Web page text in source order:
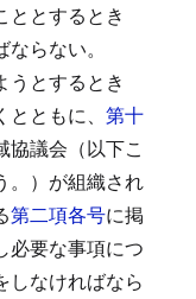
ととするとき
らない。
うとするとき
ともに、 第十
協議会（以下こ
。）が組織され
第二項各号に掲
必要な事項につ
しなければなら